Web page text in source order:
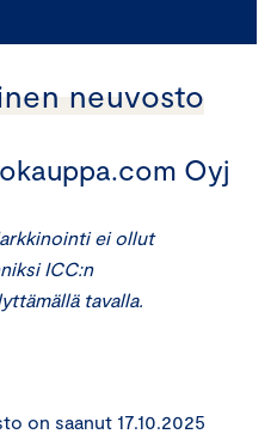
neuvosto
Oyj
ei ollut
ICC:n
tavalla.
on saanut 17.10.2025